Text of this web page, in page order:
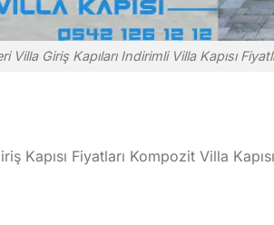
Villa Giriş Kapıları Indirimli Villa Kapısı
Kapısı Fiyatları Kompozit Villa